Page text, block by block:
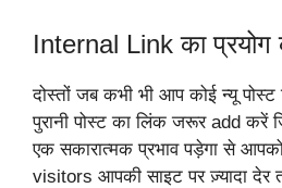
Internal Link का प्रयोग
दोस्तों जब कभी भी आप कोई न्यू
पुरानी पोस्ट का लिंक जरूर add
एक सकारात्मक प्रभाव पड़ेगा से
visitors आपकी साइट पर ज़्यादा